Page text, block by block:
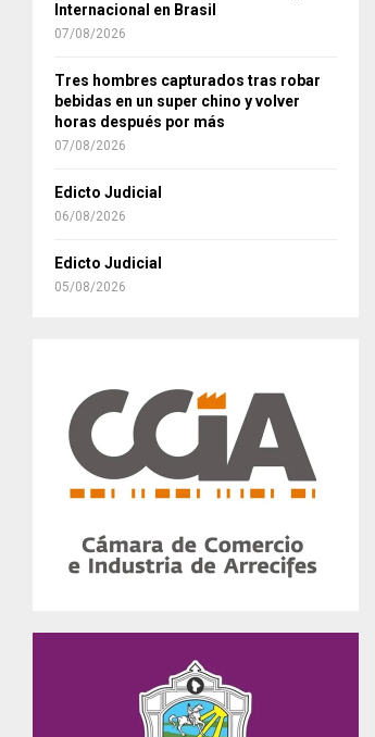
Internacional en Brasil
07/08/2026
Tres hombres capturados tras robar
bebidas en un super chino y volver
horas después por más
07/08/2026
Edicto Judicial
06/08/2026
Edicto Judicial
05/08/2026